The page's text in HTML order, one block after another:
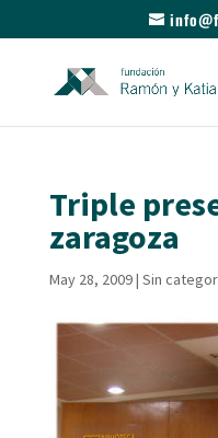
Triple
zaragoza
May 28, 2009| Sin